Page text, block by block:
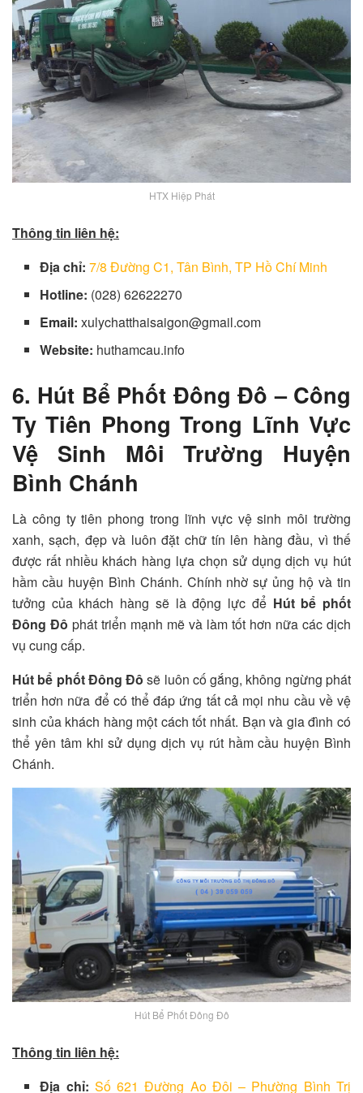
HTX Hiệp Phát
Thông tin liên hệ:
Địa chỉ: 7/8 Đường C1, Tân Bình, TP Hồ Chí Minh
Hotline: (028) 62622270
Email: xulychatthaisaigon@gmail.com
Website: huthamcau.info
6. Hút Bể Phốt Đông Đô – Công
Ty Tiên Phong Trong Lĩnh Vực
Vệ Sinh Môi Trường Huyện
Bình Chánh
Là công ty tiên phong trong lĩnh vực vệ sinh môi trường
xanh, sạch, đẹp và luôn đặt chữ tín lên hàng đầu, vì thế
được rất nhiều khách hàng lựa chọn sử dụng dịch vụ hút
hầm cầu huyện Bình Chánh. Chính nhờ sự ủng hộ và tin
tưởng của khách hàng sẽ là động lực để Hút bể phốt
Đông Đô phát triển mạnh mẽ và làm tốt hơn nữa các dịch
vụ cung cấp.
Hút bể phốt Đông Đôsẽ luôn cố gắng, không ngừng phát
triển hơn nữa để có thể đáp ứng tất cả mọi nhu cầu về vệ
sinh của khách hàng một cách tốt nhất. Bạn và gia đình có
thể yên tâm khi sử dụng dịch vụ rút hầm cầu huyện Bình
Chánh.
Hút Bể Phốt Đông Đô
Thông tin liên hệ:
Địa chỉ: Số 621 Đường Ao Đôi – Phường Bình Trị